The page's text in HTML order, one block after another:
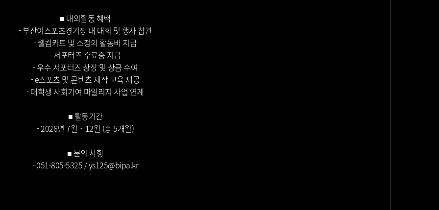
■ 대외활동 혜택
- 부산이스포츠경기장 내 대회 및 행사 참관
- 웰컴키트 및 소정의 활동비 지급
- 서포터즈 수료증 지급
- 우수 서포터즈 상장 및 상금 수여
- e스포츠 및 콘텐츠 제작 교육 제공
- 대학생 사회기여 마일리지 사업 연계
■ 활동기간
- 2026년 7월 ~ 12월 (총 5개월)
■ 문의 사항
- 051-805-5325 / ys125@bipa.kr